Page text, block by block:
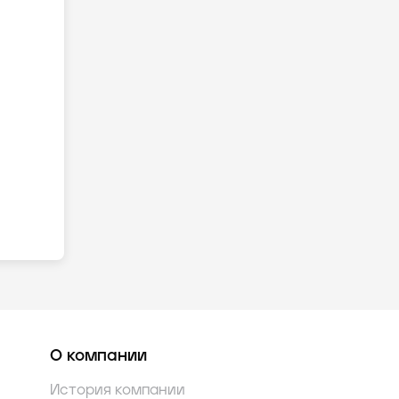
О компании
История компании